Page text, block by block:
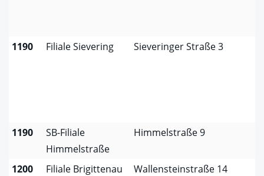
1190 Filiale Sievering Sieveringer Straße 3
1190
SB-Filiale
Himmelstraße
Himmelstraße 9
1200 Filiale Brigittenau Wallensteinstraße 14